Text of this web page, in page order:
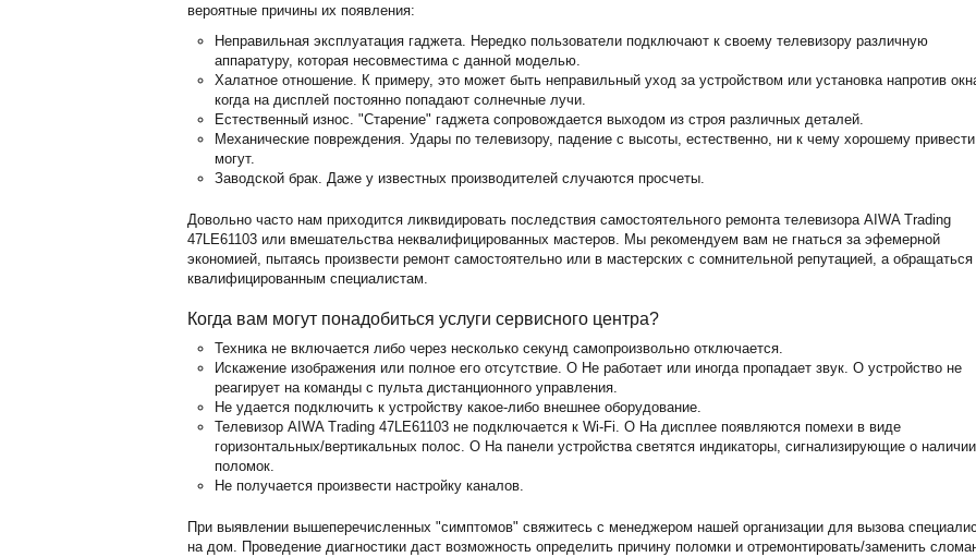
вероятные причины их появления:
Неправильная эксплуатация гаджета. Нередко пользователи подключают к своему телевизору различную
аппаратуру, которая несовместима с данной моделью.
Халатное отношение. К примеру, это может быть неправильный уход за устройством или установка напротив
когда на дисплей постоянно попадают солнечные лучи.
Естественный износ. "Старение" гаджета сопровождается выходом из строя различных деталей.
Механические повреждения. Удары по телевизору, падение с высоты, естественно, ни к чему хорошему
могут.
Заводской брак. Даже у известных производителей случаются просчеты.
Довольно часто нам приходится ликвидировать последствия самостоятельного ремонта телевизора AIWA Trading
47LE61103 или вмешательства неквалифицированных мастеров. Мы рекомендуем вам не гнаться за эфемерной
экономией, пытаясь произвести ремонт самостоятельно или в мастерских с сомнительной репутацией, а обращаться
квалифицированным специалистам.
Когда вам могут понадобиться услуги сервисного центра?
Техника не включается либо через несколько секунд самопроизвольно отключается.
Искажение изображения или полное его отсутствие. O Не работает или иногда пропадает звук. O устройство не
реагирует на команды с пульта дистанционного управления.
Не удается подключить к устройству какое-либо внешнее оборудование.
Телевизор AIWA Trading 47LE61103 не подключается к Wi-Fi. O На дисплее появляются помехи в виде
горизонтальных/вертикальных полос. O На панели устройства светятся индикаторы, сигнализирующие о наличии
поломок.
Не получается произвести настройку каналов.
При выявлении вышеперечисленных "симптомов" свяжитесь с менеджером нашей организации для вызова
на дом. Проведение диагностики даст возможность определить причину поломки и отремонтировать/заменить